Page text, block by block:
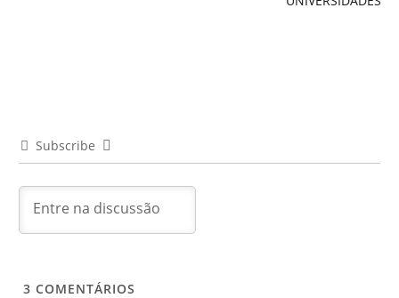
Subscribe
3 COMENTÁRIOS